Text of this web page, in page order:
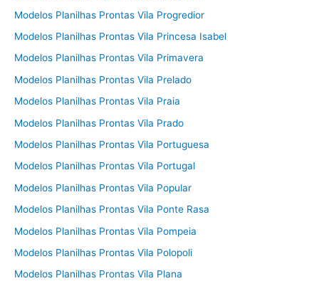
Modelos Planilhas Prontas Vila Progredior
Modelos Planilhas Prontas Vila Princesa Isabel
Modelos Planilhas Prontas Vila Primavera
Modelos Planilhas Prontas Vila Prelado
Modelos Planilhas Prontas Vila Praia
Modelos Planilhas Prontas Vila Prado
Modelos Planilhas Prontas Vila Portuguesa
Modelos Planilhas Prontas Vila Portugal
Modelos Planilhas Prontas Vila Popular
Modelos Planilhas Prontas Vila Ponte Rasa
Modelos Planilhas Prontas Vila Pompeia
Modelos Planilhas Prontas Vila Polopoli
Modelos Planilhas Prontas Vila Plana